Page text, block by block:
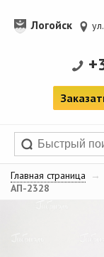
Логойск
Главная страница →
АП-2328